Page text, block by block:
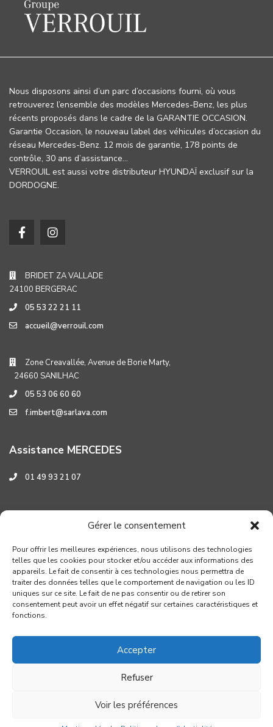
Gérer le consentement
Pour offrir les meilleures expériences, nous utilisons des technologies
telles que les cookies pour stocker et/ou accéder aux informations des
appareils. Le fait de consentir à ces technologies nous permettra de
traiter des données telles que le comportement de navigation ou les ID
uniques sur ce site. Le fait de ne pas consentir ou de retirer son
consentement peut avoir un effet négatif sur certaines caractéristiques et
fonctions.
Accepter
Refuser
Voir les préférences
Nous disposons ainsi d’un parc d’occasions fourni, où vous
retrouverez l’ensemble des modèles Mercedes-Benz, les plus
récents proposés dans le cadre de la GARANTIE OCCASION.
Garantie Occasion, le nouveau label des véhicules d’occasion du
réseau Mercedes-Benz. 12 mois de garantie, 178 points de
contrôle, 30 ans d’assistance…
VERROUIL est aussi votre distributeur HYUNDAÏ exclusif sur la
DORDOGNE.
BRIDET ZA VALLADE
24100 BERGERAC
05 53 22 21 11
accueil@verrouil.com
Zone Creavallée, Avenue de Borie Marty,
24660 SANILHAC
05 53 06 60 60
f.imbert@sarlava.com
Assistance MERCEDES
01 49 93 21 07
Assistance HYUNDAI
Conditions générales de réparation